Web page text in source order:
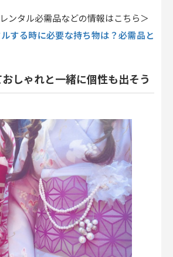
ンタル必需品などの情報はこちら＞
する時に必要な持ち物は？必需品と
しゃれと一緒に個性も出そう